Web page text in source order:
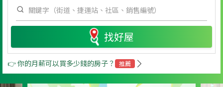
找好屋
👉 你的月薪可以買多少錢的房子？ 推薦